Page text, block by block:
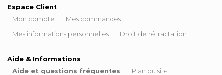
Espace Client
Mon compte
Mes commandes
Mes informations personnelles
Droit de rétractation
Aide & Informations
Aide et questions fréquentes
Plan du site